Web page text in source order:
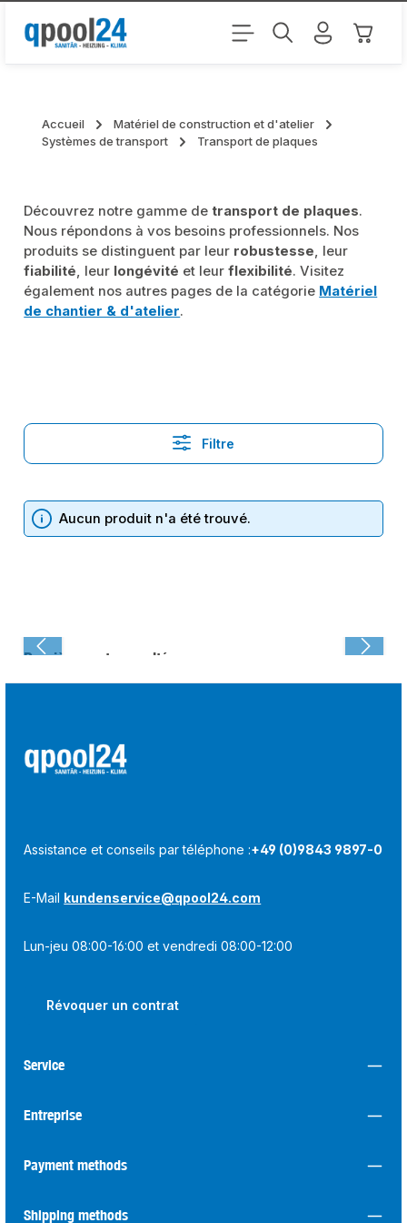
Passer au contenu principal Le
Accueil
Matériel de construction et d'atelier
Systèmes de transport
Transport de plaques
Découvrez notre gamme de transport de plaques.
Nous répondons à vos besoins professionnels. Nos
produits se distinguent par leur robustesse, leur
fiabilité, leur longévité et leurflexibilité. Visitez
également nos autres pages de la catégorie Matériel
de chantier & d'atelier.
Filtre
Aucun produit n'a été trouvé.
Dernièrement consulté :
Assistance et conseils par téléphone :+49 (0)9843 9897-0
E-Mail kundenservice@qpool24.com
Lun-jeu 08:00-16:00 et vendredi 08:00-12:00
Révoquer un contrat
Service
Entreprise
Payment methods
Shipping methods